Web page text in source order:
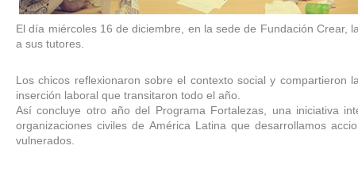
El día miércoles 16 de diciembre, en la sede de Fundación
a sus tutores.
Los chicos reflexionaron sobre el contexto social y compartieron
inserción laboral que transitaron todo el año.
Así concluye otro año del Programa Fortalezas, una iniciativa
organizaciones civiles de América Latina que desarrollamos
vulnerados